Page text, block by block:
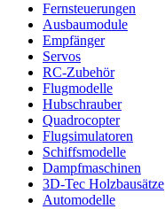
Fernsteuerungen
Ausbaumodule
Empfänger
Servos
RC-Zubehör
Flugmodelle
Hubschrauber
Quadrocopter
Flugsimulatoren
Schiffsmodelle
Dampfmaschinen
3D-Tec Holzbausätze
Automodelle